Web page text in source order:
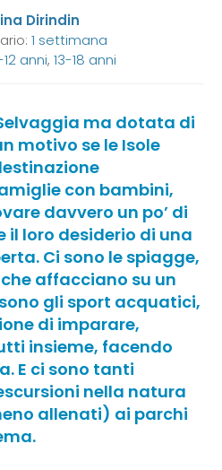
Dirindin
1 settimana
anni, 13-18 anni
ma dotata di
motivo se le Isole
con bambini,
davvero un po’ di
loro desiderio di una
Ci sono le spiagge,
affacciano su un
gli sport acquatici,
di imparare,
insieme, facendo
E ci sono tanti
nella natura
allenati) ai parchi